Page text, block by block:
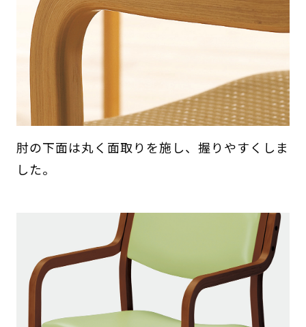
肘の下面は丸く面取りを施し、握りやすくしま
した。